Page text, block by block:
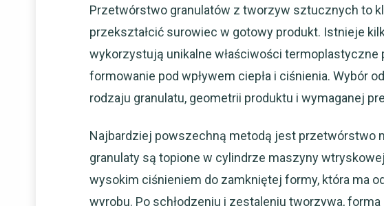
Przetwórstwo granulatów z tworzyw sztucznych to
przekształcić surowiec w gotowy produkt. Istnieje
wykorzystują unikalne właściwości termoplastyczne
formowanie pod wpływem ciepła i ciśnienia. Wybór
rodzaju granulatu, geometrii produktu i wymaganej
Najbardziej powszechną metodą jest przetwórstwo
granulaty są topione w cylindrze maszyny
wysokim ciśnieniem do zamkniętej formy, która ma
wyrobu. Po schłodzeniu i zestaleniu tworzywa,